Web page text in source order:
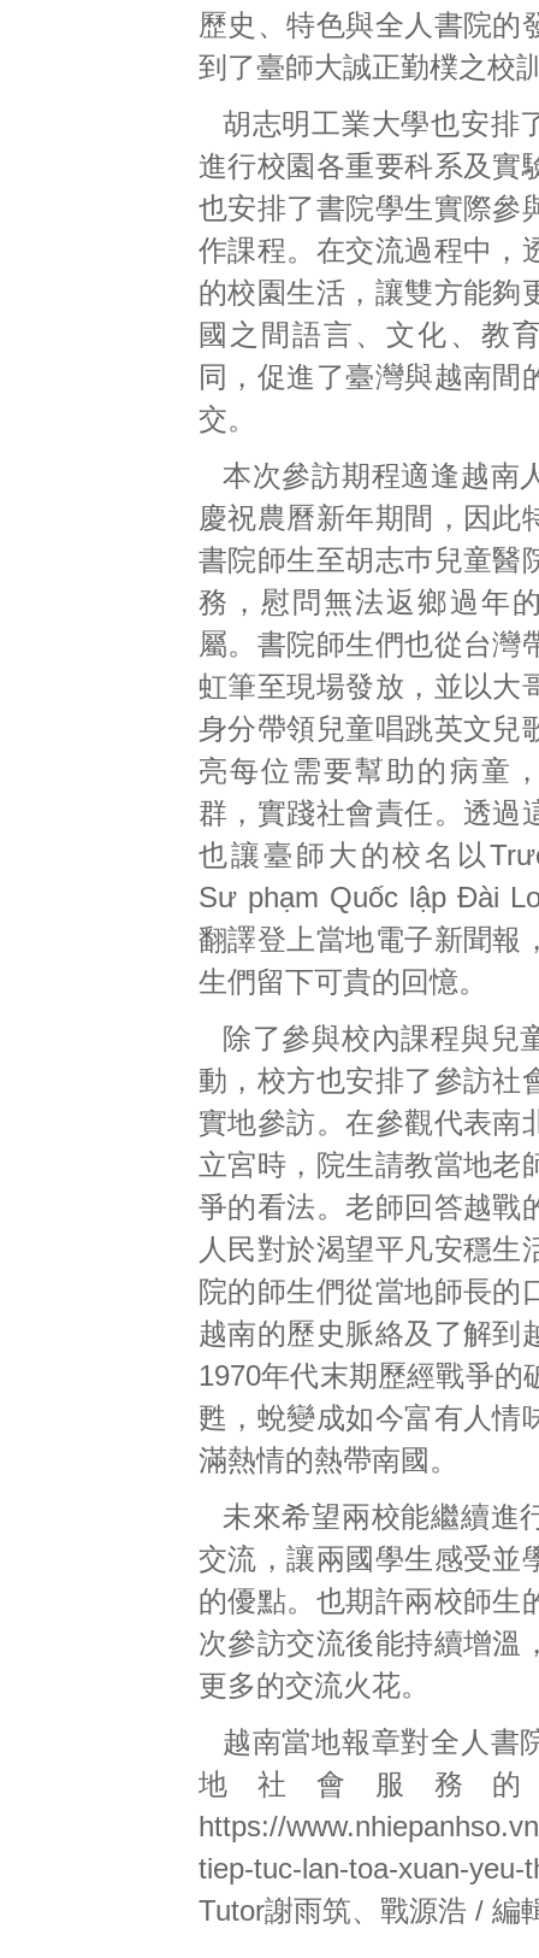
歷史、特色與全人書院的
到了臺師大誠正勤樸之校
胡志明工業大學也安排
進行校園各重要科系及實
也安排了書院學生實際參
作課程。在交流過程中，
的校園生活，讓雙方能夠
國之間語言、文化、教
同，促進了臺灣與越南間
交。
本次參訪期程適逢越南
慶祝農曆新年期間，因此
書院師生至胡志巿兒童醫
務，慰問無法返鄉過年
屬。書院師生們也從台灣
虹筆至現場發放，並以大
身分帶領兒童唱跳英文兒
亮每位需要幫助的病童
群，實踐社會責任。透過
也讓臺師大的校名以
Sư phạm Quốc lập Đài
翻譯登上當地電子新聞報
生們留下可貴的回憶。
除了參與校內課程與兒
動，校方也安排了參訪社
實地參訪。在參觀代表南
立宮時，院生請教當地老
爭的看法。老師回答越戰
人民對於渴望平凡安穩生
院的師生們從當地師長的
越南的歷史脈絡及了解到
1970年代末期歷經戰爭的
甦，蛻變成如今富有人情
滿熱情的熱帶南國。
未來希望兩校能繼續進
交流，讓兩國學生感受並
的優點。也期許兩校師生
次參訪交流後能持續增溫
更多的交流火花。
越南當地報章對全人書
地社會服務
https://
tiep-tuc-lan-toa-xuan-yeu-
Tutor謝雨筑、戰源浩 / 編